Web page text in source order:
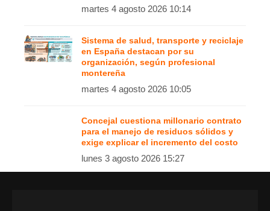
martes 4 agosto 2026 10:14
Sistema de salud, transporte y reciclaje
en España destacan por su
organización, según profesional
montereña
martes 4 agosto 2026 10:05
Concejal cuestiona millonario contrato
para el manejo de residuos sólidos y
exige explicar el incremento del costo
lunes 3 agosto 2026 15:27